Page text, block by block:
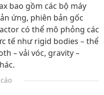
bao gồm các bộ máy
ứng, phiên bản gốc
có thể mô phỏng các
tế như rigid bodies – thể
– vải vóc, gravity –